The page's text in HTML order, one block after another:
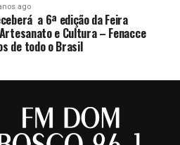
ago
a 6ª edição da Feira
e Cultura – Fenacce
de todo o Brasil